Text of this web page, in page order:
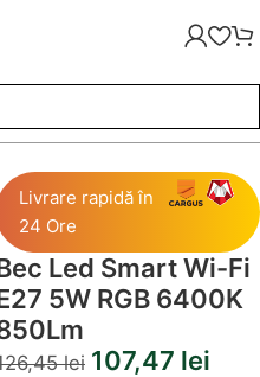
E27 5W RGB 6400K 850Lm
Livrare rapidă în
24 Ore
Led Smart Wi-Fi
5W RGB 6400K
lei 107,47 lei